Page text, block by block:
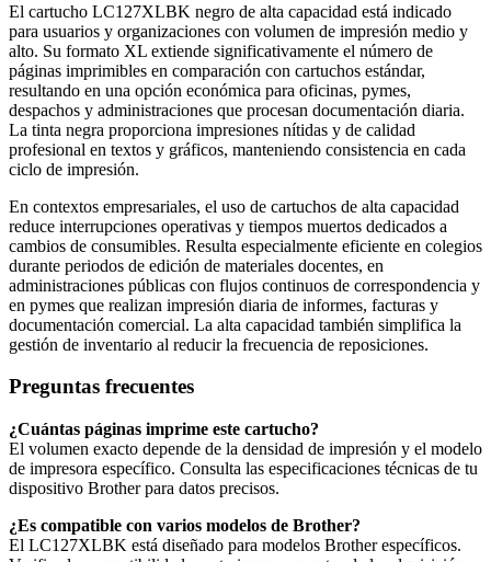
El cartucho LC127XLBK negro de alta capacidad está indicado
para usuarios y organizaciones con volumen de impresión medio y
alto. Su formato XL extiende significativamente el número de
páginas imprimibles en comparación con cartuchos estándar,
resultando en una opción económica para oficinas, pymes,
despachos y administraciones que procesan documentación diaria.
La tinta negra proporciona impresiones nítidas y de calidad
profesional en textos y gráficos, manteniendo consistencia en cada
ciclo de impresión.
En contextos empresariales, el uso de cartuchos de alta capacidad
reduce interrupciones operativas y tiempos muertos dedicados a
cambios de consumibles. Resulta especialmente eficiente en colegios
durante periodos de edición de materiales docentes, en
administraciones públicas con flujos continuos de correspondencia y
en pymes que realizan impresión diaria de informes, facturas y
documentación comercial. La alta capacidad también simplifica la
gestión de inventario al reducir la frecuencia de reposiciones.
Preguntas frecuentes
¿Cuántas páginas imprime este cartucho?
El volumen exacto depende de la densidad de impresión y el modelo
de impresora específico. Consulta las especificaciones técnicas de tu
dispositivo Brother para datos precisos.
¿Es compatible con varios modelos de Brother?
El LC127XLBK está diseñado para modelos Brother específicos.